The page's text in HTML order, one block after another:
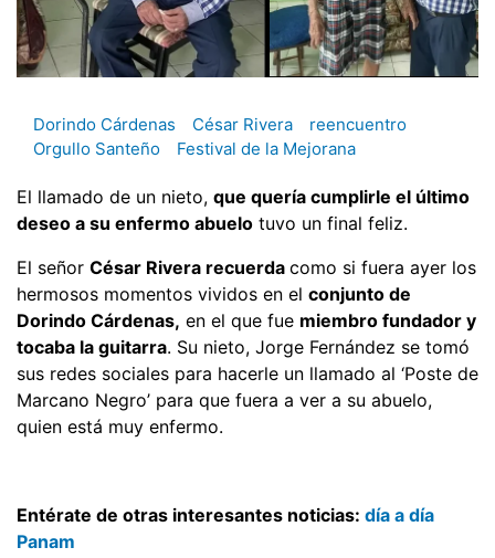
Dorindo Cárdenas César Rivera
reencuentro
Orgullo Santeño
Festival de la Mejorana
El llamado de un nieto, que quería cumplirle el último
deseo a su enfermo abuelo tuvo un final feliz.
El señor César Rivera recuerda como si fuera ayer los
hermosos momentos vividos en el conjunto de
Dorindo Cárdenas, en el que fue miembro fundador y
tocaba la guitarra. Su nieto, Jorge Fernández se tomó
sus redes sociales para hacerle un llamado al ‘Poste de
Marcano Negro’ para que fuera a ver a su abuelo,
quien está muy enfermo.
Entérate de otras interesantes noticias: día a día
Panam